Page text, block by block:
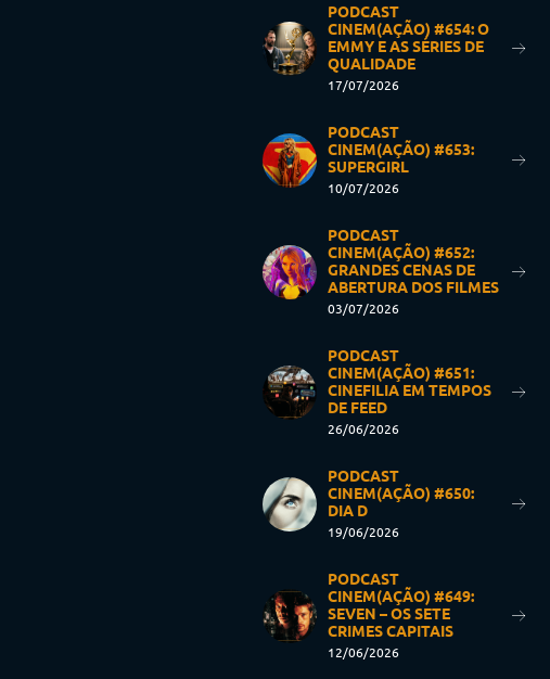
PODCAST
CINEM(AÇÃO) #654: O
EMMY E AS SÉRIES DE
QUALIDADE
17/07/2026
PODCAST
CINEM(AÇÃO) #653:
SUPERGIRL
10/07/2026
PODCAST
CINEM(AÇÃO) #652:
GRANDES CENAS DE
ABERTURA DOS FILMES
03/07/2026
PODCAST
CINEM(AÇÃO) #651:
CINEFILIA EM TEMPOS
DE FEED
26/06/2026
PODCAST
CINEM(AÇÃO) #650:
DIA D
19/06/2026
PODCAST
CINEM(AÇÃO) #649:
SEVEN – OS SETE
CRIMES CAPITAIS
12/06/2026